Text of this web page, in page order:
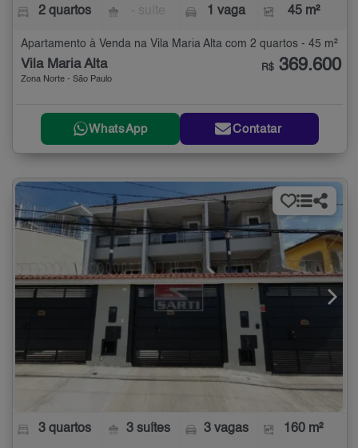
2 quartos 1 vaga 45 m²
Apartamento à Venda na Vila Maria Alta com 2 quartos - 45 m²
Vila Maria Alta
Zona Norte - São Paulo
R$ 369.600
WhatsApp Contatar
3 quartos 3 suítes 3 vagas 160 m²